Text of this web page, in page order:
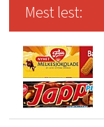
Mest lest: